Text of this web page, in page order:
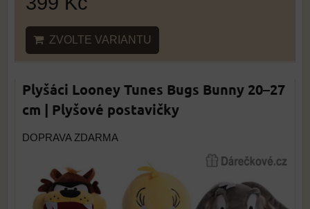
ZVOLTE VARIANTU
Plyšáci Looney Tunes Bugs Bunny 20–27
cm | Plyšové postavičky
DOPRAVA ZDARMA